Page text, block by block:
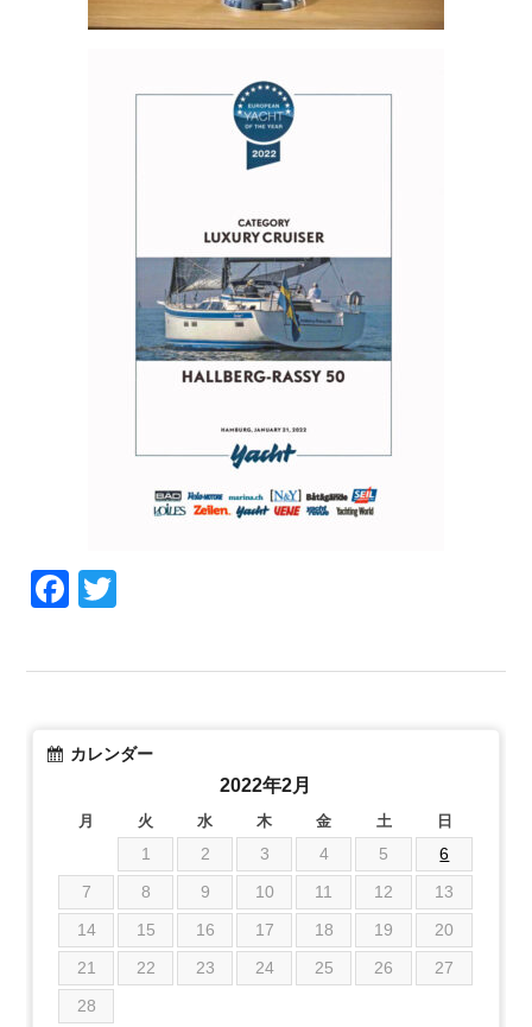
Facebook
カレンダー
2022年2月
月 火 水 木 金 土 日
1 2 3 4 5
6
7
8 9 10 11 12
13
14
15 16 17 18 19
20
21
22 23 24 25 26
27
28